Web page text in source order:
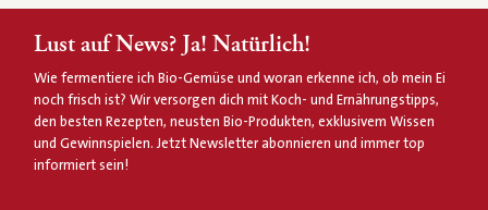
Lust auf News? Ja! Natürlich!
Wie fermentiere ich Bio-Gemüse und woran erkenne ich, ob mein Ei
noch frisch ist? Wir versorgen dich mit Koch- und Ernährungstipps,
den besten Rezepten, neusten Bio-Produkten, exklusivem Wissen
und Gewinnspielen. Jetzt Newsletter abonnieren und immer top
informiert sein!